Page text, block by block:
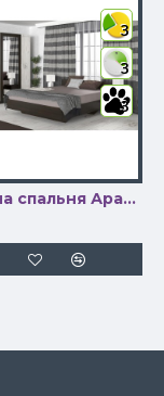
3
3
3
Модульна спальня Араміс Мебель Сервіс